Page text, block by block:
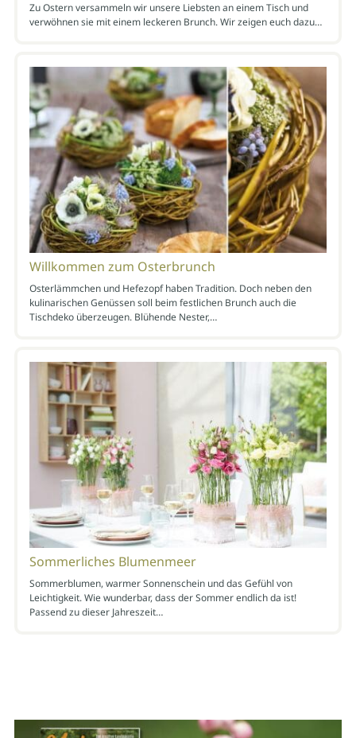
Zu Ostern versammeln wir unsere Liebsten an einem Tisch und
verwöhnen sie mit einem leckeren Brunch. Wir zeigen euch dazu…
Willkommen zum Osterbrunch
Osterlämmchen und Hefezopf haben Tradition. Doch neben den
kulinarischen Genüssen soll beim festlichen Brunch auch die
Tischdeko überzeugen. Blühende Nester,…
Sommerliches Blumenmeer
Sommerblumen, warmer Sonnenschein und das Gefühl von
Leichtigkeit. Wie wunderbar, dass der Sommer endlich da ist!
Passend zu dieser Jahreszeit…